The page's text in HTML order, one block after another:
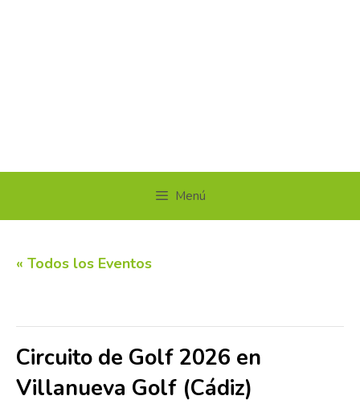
Menú
« Todos los Eventos
Circuito de Golf 2026 en
Villanueva Golf (Cádiz)